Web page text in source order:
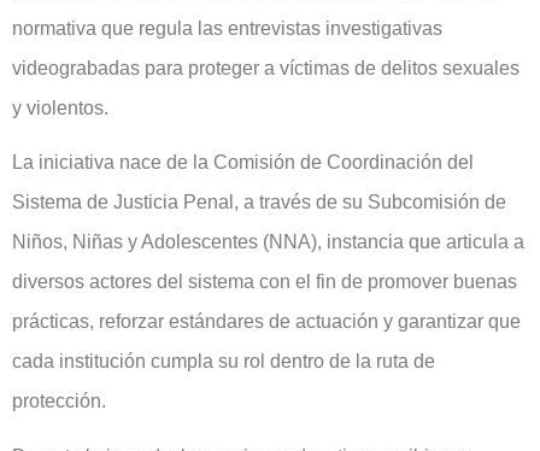
normativa que regula las entrevistas investigativas
videograbadas para proteger a víctimas de delitos sexuales
y violentos.
La iniciativa nace de la Comisión de Coordinación del
Sistema de Justicia Penal, a través de su Subcomisión de
Niños, Niñas y Adolescentes (NNA), instancia que articula a
diversos actores del sistema con el fin de promover buenas
prácticas, reforzar estándares de actuación y garantizar que
cada institución cumpla su rol dentro de la ruta de
protección.